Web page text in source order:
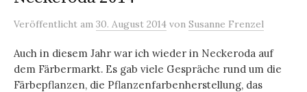
Veröffentlicht am 30. August 2014 von Susanne Frenzel
Auch in diesem Jahr war ich wieder in Neckeroda auf
dem Färbermarkt. Es gab viele Gespräche rund um die
Färbepflanzen, die Pflanzenfarbenherstellung, das